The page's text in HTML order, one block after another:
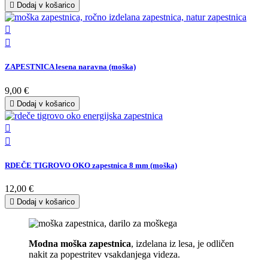
 Dodaj v košarico


ZAPESTNICA lesena naravna (moška)
9,00 €
 Dodaj v košarico


RDEČE TIGROVO OKO zapestnica 8 mm (moška)
12,00 €
 Dodaj v košarico
Modna moška zapestnica, izdelana iz lesa, je odličen
nakit za popestritev vsakdanjega videza.